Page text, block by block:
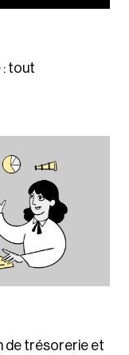
tout
de trésorerie et